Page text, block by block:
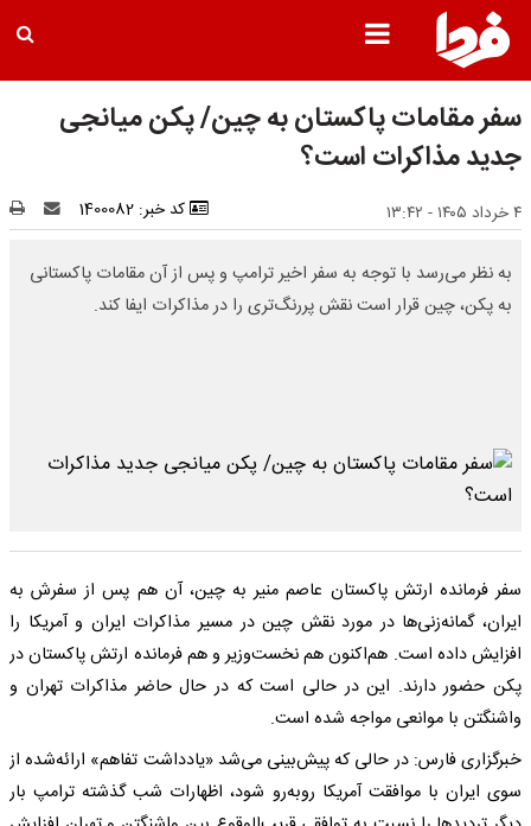
سفر مقامات پاکستان به چین/ پکن میانجی
جدید مذاکرات است؟
۴ خرداد ۱۴۰۵ - ۱۳:۴۲ کد خبر: 1400082
به نظر می‌رسد با توجه به سفر اخیر ترامپ و پس از آن مقامات پاکستانی
به پکن، چین قرار است نقش پررنگ‌تری را در مذاکرات ایفا کند.
سفر فرمانده ارتش پاکستان عاصم منیر به چین، آن هم پس از سفرش به
ایران، گمانه‌زنی‌ها در مورد نقش چین در مسیر مذاکرات ایران و آمریکا را
افزایش داده است. هم‌اکنون هم نخست‌وزیر و هم فرمانده ارتش پاکستان در
پکن حضور دارند. این در حالی است که در حال حاضر مذاکرات تهران و
واشنگتن با موانعی مواجه شده است.
خبرگزاری فارس: در حالی که پیش‌بینی می‌شد «یادداشت تفاهم» ارائه‌شده از
سوی ایران با موافقت آمریکا روبه‌رو شود، اظهارات شب گذشته ترامپ بار